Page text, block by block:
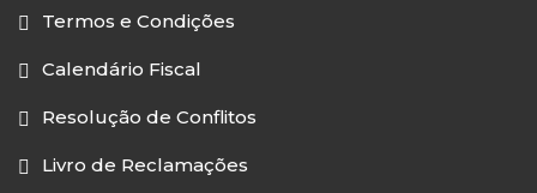
Termos e Condições
Calendário Fiscal
Resolução de Conflitos
Livro de Reclamações